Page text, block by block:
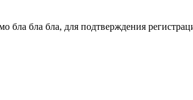
бла бла бла, для подтверждения